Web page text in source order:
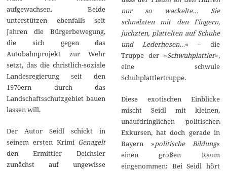
aufgewachsen. Beide
unterstützen ebenfalls seit
Jahren die Bürgerbewegung,
die sich gegen das
Autobahnprojekt zur Wehr
setzt, das die christlich-soziale
Landesregierung seit den
1970ern durch das
Landschaftsschutzgebiet bauen
lassen will.
Der Autor Seidl schickt in
seinem ersten Krimi Genagelt
den Ermittler Deichsler
zunächst auf ungewisse
nur so wackelte… Sie
schnalzten mit den Fingern,
juchzten, plattelten auf Schuhe
und Lederhosen…« – die
Truppe der »Schwuhplattler«,
eine schwule
Schuhplattlertruppe.
Diese exotischen Einblicke
mischt Seidl mit kleinen,
unaufdringlichen politischen
Exkursen, hat doch gerade in
Bayern »politische Bildung«
einen großen Raum
eingenommen: Bei Seidl hört